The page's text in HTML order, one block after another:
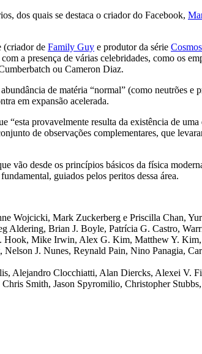
dos quais se destaca o criador do Facebook,
(criador de Family Guy e produtor da série
a presença de várias celebridades, como os
ou Cameron Diaz.
de matéria “normal” (como neutrões e
em expansão acelerada.
“esta provavelmente resulta da existência de
de observações complementares, que
vão desde os princípios básicos da física
guiados pelos peritos dessa área.
Wojcicki, Mark Zuckerberg e Priscilla Chan,
Aldering, Brian J. Boyle, Patrícia G. Castro,
Mike Irwin, Alex G. Kim, Matthew Y.
J. Nunes, Reynald Pain, Nino Panagia,
Alejandro Clocchiatti, Alan Diercks, Alexei V.
Smith, Jason Spyromilio, Christopher